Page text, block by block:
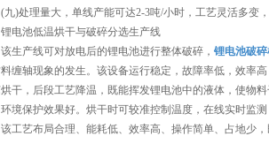
(九)处理量大，单线产能可达2-3吨/小时，工艺灵活多变
锂电池低温烘干与破碎分选生产线
该生产线可对放电后的锂电池进行整体破碎， 锂电池破碎
缠轴现象的发生。该设备运行稳定，故障率低，效率
干，后段工艺降温，既能挥发锂电池中的液体，使物
境保护效果好。烘干时可较准控制温度，在线实时监
该工艺布局合理、能耗低、效率高、操作简单、占地少